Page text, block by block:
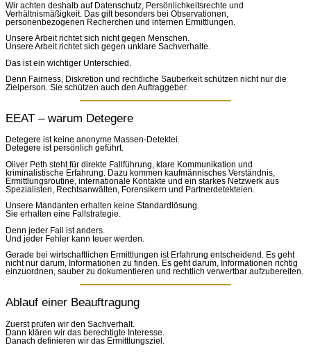
Wir achten deshalb auf Datenschutz, Persönlichkeitsrechte und
Verhältnismäßigkeit. Das gilt besonders bei Observationen,
personenbezogenen Recherchen und internen Ermittlungen.
Unsere Arbeit richtet sich nicht gegen Menschen.
Unsere Arbeit richtet sich gegen unklare Sachverhalte.
Das ist ein wichtiger Unterschied.
Denn Fairness, Diskretion und rechtliche Sauberkeit schützen nicht nur die
Zielperson. Sie schützen auch den Auftraggeber.
EEAT – warum Detegere
Detegere ist keine anonyme Massen-Detektei.
Detegere ist persönlich geführt.
Oliver Peth steht für direkte Fallführung, klare Kommunikation und
kriminalistische Erfahrung. Dazu kommen kaufmännisches Verständnis,
Ermittlungsroutine, internationale Kontakte und ein starkes Netzwerk aus
Spezialisten, Rechtsanwälten, Forensikern und Partnerdetekteien.
Unsere Mandanten erhalten keine Standardlösung.
Sie erhalten eine Fallstrategie.
Denn jeder Fall ist anders.
Und jeder Fehler kann teuer werden.
Gerade bei wirtschaftlichen Ermittlungen ist Erfahrung entscheidend. Es geht
nicht nur darum, Informationen zu finden. Es geht darum, Informationen richtig
einzuordnen, sauber zu dokumentieren und rechtlich verwertbar aufzubereiten.
Ablauf einer Beauftragung
Zuerst prüfen wir den Sachverhalt.
Dann klären wir das berechtigte Interesse.
Danach definieren wir das Ermittlungsziel.